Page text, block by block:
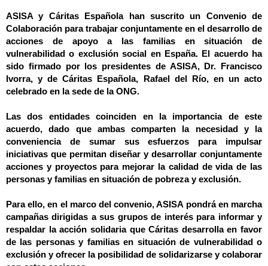
ASISA y Cáritas Española han suscrito un Convenio de
Colaboración para trabajar conjuntamente en el desarrollo de
acciones de apoyo a las familias en situación de
vulnerabilidad o exclusión social en España. El acuerdo ha
sido firmado por los presidentes de ASISA, Dr. Francisco
Ivorra, y de Cáritas Española, Rafael del Río, en un acto
celebrado en la sede de la ONG.
Las dos entidades coinciden en la importancia de este
acuerdo, dado que ambas comparten la necesidad y la
conveniencia de sumar sus esfuerzos para impulsar
iniciativas que permitan diseñar y desarrollar conjuntamente
acciones y proyectos para mejorar la calidad de vida de las
personas y familias en situación de pobreza y exclusión.
Para ello, en el marco del convenio, ASISA pondrá en marcha
campañas dirigidas a sus grupos de interés para informar y
respaldar la acción solidaria que Cáritas desarrolla en favor
de las personas y familias en situación de vulnerabilidad o
exclusión y ofrecer la posibilidad de solidarizarse y colaborar